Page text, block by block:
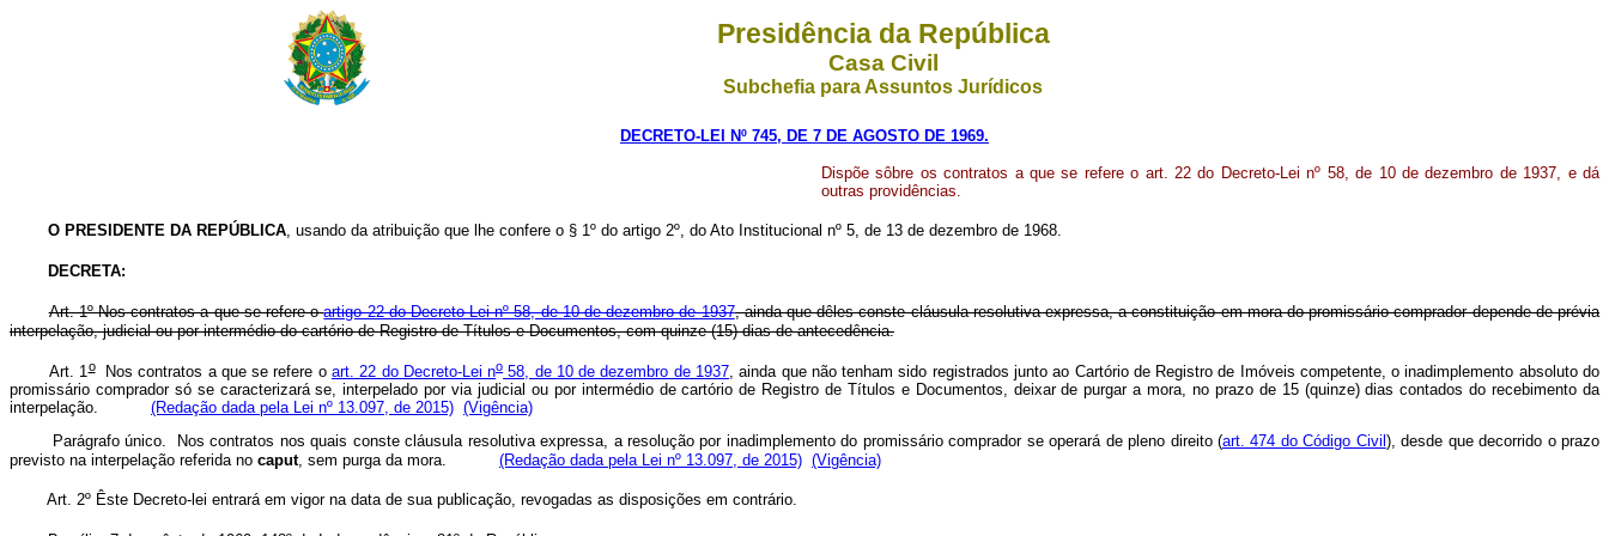
Presidência da República
Casa Civil
Subchefia para Assuntos Jurídicos
DECRETO-LEI Nº 745, DE 7 DE AGOSTO DE 1969.
Dispõe sôbre os contratos a que se refere o art. 22 do Decreto-Lei nº 58, de 10 de dezembro de 1937, e dá
outras providências.
O PRESIDENTE DA REPÚBLICA, usando da atribuição que lhe confere o § 1º do artigo 2º, do Ato Institucional nº 5, de 13 de dezembro de 1968.
DECRETA:
Art. 1º Nos contratos a que se refere oartigo 22 do Decreto-Lei nº 58, de 10 de dezembro de 1937, ainda que dêles conste cláusula resolutiva expressa, a constituição em mora do promissário comprador depende de prévia
interpelação, judicial ou por intermédio do cartório de Registro de Títulos e Documentos, com quinze (15) dias de antecedência.
Art. 1oNos contratos a que se refere o art. 22 do Decreto-Lei no58, de 10 de dezembro de 1937, ainda que não tenham sido registrados junto ao Cartório de Registro de Imóveis competente, o inadimplemento absoluto do
promissário comprador só se caracterizará se, interpelado por via judicial ou por intermédio de cartório de Registro de Títulos e Documentos, deixar de purgar a mora, no prazo de 15 (quinze) dias contados do recebimento da
interpelação.
(Redação dada pela Lei nº 13.097, de 2015) (Vigência)
Parágrafo único. Nos contratos nos quais conste cláusula resolutiva expressa, a resolução por inadimplemento do promissário comprador se operará de pleno direito (art. 474 do Código Civil ), desde que decorrido o prazo
previsto na interpelação referida no caput, sem purga da mora. (Redação dada pela Lei nº 13.097, de 2015) (Vigência)
Art. 2º Êste Decreto-lei entrará em vigor na data de sua publicação, revogadas as disposições em contrário.